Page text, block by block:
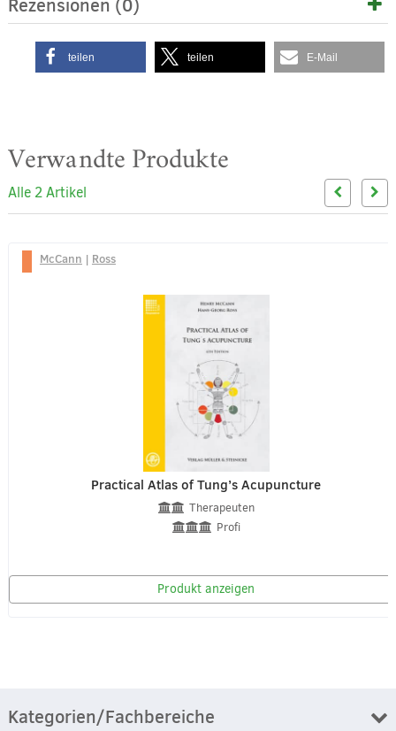
Rezensionen (0)
teilen teilen E-Mail
Verwandte Produkte
Alle 2 Artikel
McCann | Ross
Practical Atlas of Tung’s Acupuncture
Therapeuten
Profi
Produkt anzeigen
Kategorien/Fachbereiche